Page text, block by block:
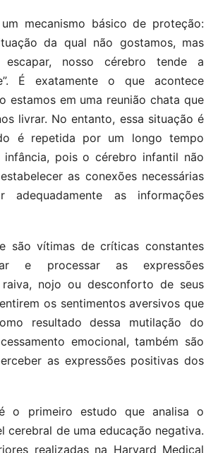
mecanismo básico de proteção:
da qual não gostamos, mas
escapar, nosso cérebro tende a
É exatamente o que acontece
estamos em uma reunião chata que
livrar. No entanto, essa situação é
é repetida por um longo tempo
pois o cérebro infantil não
as conexões necessárias
adequadamente as informações
são vítimas de críticas constantes
e processar as expressões
nojo ou desconforto de seus
os sentimentos aversivos que
resultado dessa mutilação do
emocional, também são
as expressões positivas dos
o primeiro estudo que analisa o
cerebral de uma educação negativa.
realizadas na Harvard Medical